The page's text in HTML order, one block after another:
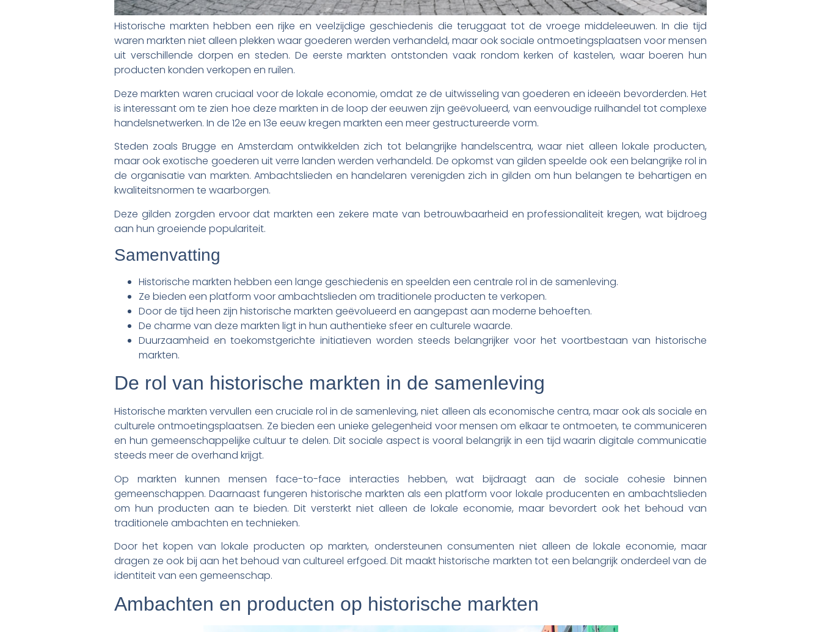
Historische markten hebben een rijke en veelzijdige geschiedenis die teruggaat tot de vroege middeleeuwen. In die tijd
waren markten niet alleen plekken waar goederen werden verhandeld, maar ook sociale ontmoetingsplaatsen voor mensen
uit verschillende dorpen en steden. De eerste markten ontstonden vaak rondom kerken of kastelen, waar boeren hun
producten konden verkopen en ruilen.
Deze markten waren cruciaal voor de lokale economie, omdat ze de uitwisseling van goederen en ideeën bevorderden. Het
is interessant om te zien hoe deze markten in de loop der eeuwen zijn geëvolueerd, van eenvoudige ruilhandel tot complexe
handelsnetwerken. In de 12e en 13e eeuw kregen markten een meer gestructureerde vorm.
Steden zoals Brugge en Amsterdam ontwikkelden zich tot belangrijke handelscentra, waar niet alleen lokale producten,
maar ook exotische goederen uit verre landen werden verhandeld. De opkomst van gilden speelde ook een belangrijke rol in
de organisatie van markten. Ambachtslieden en handelaren verenigden zich in gilden om hun belangen te behartigen en
kwaliteitsnormen te waarborgen.
Deze gilden zorgden ervoor dat markten een zekere mate van betrouwbaarheid en professionaliteit kregen, wat bijdroeg
aan hun groeiende populariteit.
Samenvatting
Historische markten hebben een lange geschiedenis en speelden een centrale rol in de samenleving.
Ze bieden een platform voor ambachtslieden om traditionele producten te verkopen.
Door de tijd heen zijn historische markten geëvolueerd en aangepast aan moderne behoeften.
De charme van deze markten ligt in hun authentieke sfeer en culturele waarde.
Duurzaamheid en toekomstgerichte initiatieven worden steeds belangrijker voor het voortbestaan van historische
markten.
De rol van historische markten in de samenleving
Historische markten vervullen een cruciale rol in de samenleving, niet alleen als economische centra, maar ook als sociale en
culturele ontmoetingsplaatsen. Ze bieden een unieke gelegenheid voor mensen om elkaar te ontmoeten, te communiceren
en hun gemeenschappelijke cultuur te delen. Dit sociale aspect is vooral belangrijk in een tijd waarin digitale communicatie
steeds meer de overhand krijgt.
Op markten kunnen mensen face-to-face interacties hebben, wat bijdraagt aan de sociale cohesie binnen
gemeenschappen. Daarnaast fungeren historische markten als een platform voor lokale producenten en ambachtslieden
om hun producten aan te bieden. Dit versterkt niet alleen de lokale economie, maar bevordert ook het behoud van
traditionele ambachten en technieken.
Door het kopen van lokale producten op markten, ondersteunen consumenten niet alleen de lokale economie, maar
dragen ze ook bij aan het behoud van cultureel erfgoed. Dit maakt historische markten tot een belangrijk onderdeel van de
identiteit van een gemeenschap.
Ambachten en producten op historische markten